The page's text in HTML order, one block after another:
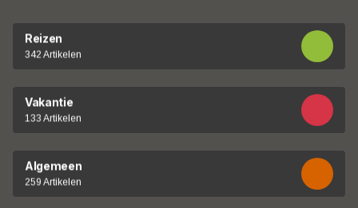
Reizen
342 Artikelen
Vakantie
133 Artikelen
Algemeen
259 Artikelen